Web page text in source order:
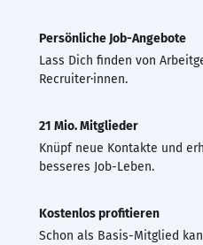
Persönliche Job-Angebote
Lass Dich finden von
Recruiter·innen.
21 Mio. Mitglieder
Knüpf neue Kontakte und
besseres Job-Leben.
Kostenlos profitieren
Schon als Basis-Mitglied